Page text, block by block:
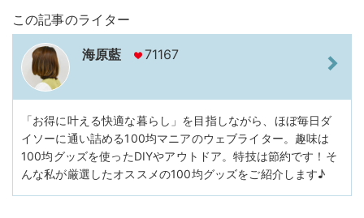
この記事のライター
海原藍 71167
「お得に叶える快適な暮らし」を目指しながら、ほぼ毎日ダ
イソーに通い詰める100均マニアのウェブライター。趣味は
100均グッズを使ったDIYやアウトドア。特技は節約です！そ
んな私が厳選したオススメの100均グッズをご紹介します♪